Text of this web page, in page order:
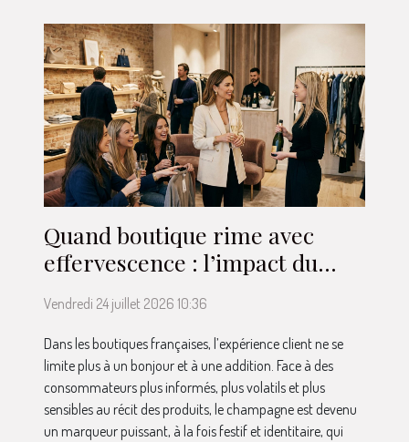
Quand boutique rime avec
effervescence : l’impact du
champagne dans le parcours
client
Vendredi 24 juillet 2026 10:36
Dans les boutiques françaises, l’expérience client ne se
limite plus à un bonjour et à une addition. Face à des
consommateurs plus informés, plus volatils et plus
sensibles au récit des produits, le champagne est devenu
un marqueur puissant, à la fois festif et identitaire, qui